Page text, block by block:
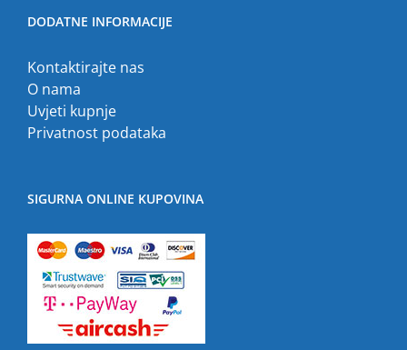
DODATNE INFORMACIJE
Kontaktirajte nas
O nama
Uvjeti kupnje
Privatnost podataka
SIGURNA ONLINE KUPOVINA